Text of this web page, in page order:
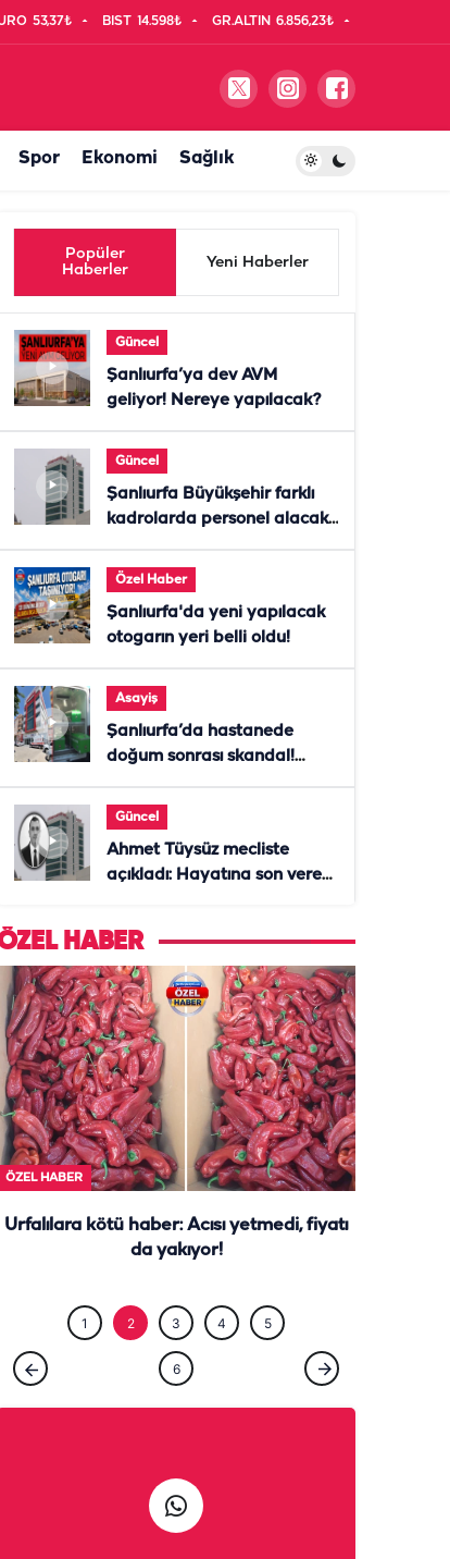
53,37₺ BIST 14.598₺ GR.ALTIN 6.856,23₺
Spor Ekonomi Sağlık
Popüler
Haberler
Yeni Haberler
Güncel
Şanlıurfa’ya dev AVM
geliyor! Nereye yapılacak?
Güncel
Şanlıurfa Büyükşehir farklı
kadrolarda personel alacak!
Özel Haber
Şanlıurfa'da yeni yapılacak
otogarın yeri belli oldu!
Asayiş
Şanlıurfa’da hastanede
doğum sonrası skandal!
Güncel
Ahmet Tüysüz mecliste
açıkladı: Hayatına son veren
HABER
ÖZEL HABER
Urfalılara kötü haber: Acısı yetmedi, fiyatı
da yakıyor!
1 2 3 4 5
6